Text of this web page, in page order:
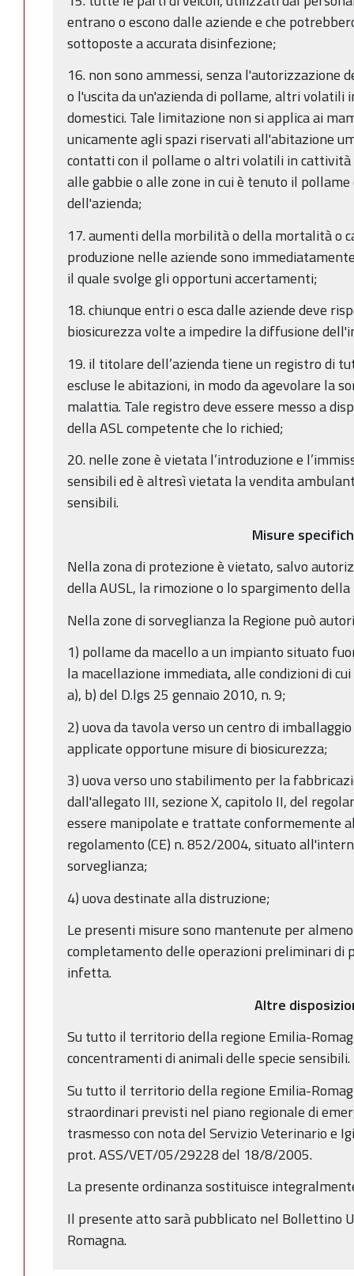
entrano o escono dalle aziende e che
sottoposte a accurata disinfezione;
16. non sono ammessi, senza l'autorizzazione
o l'uscita da un'azienda di pollame, altri
domestici. Tale limitazione non si applica ai
unicamente agli spazi riservati all'abitazione
contatti con il pollame o altri volatili in cattività
alle gabbie o alle zone in cui è tenuto il
dell'azienda;
17. aumenti della morbilità o della mortalità o
produzione nelle aziende sono
il quale svolge gli opportuni accertamenti;
18. chiunque entri o esca dalle aziende deve
biosicurezza volte a impedire la diffusione
19. il titolare dell’azienda tiene un registro di
escluse le abitazioni, in modo da agevolare la
malattia. Tale registro deve essere messo a
della ASL competente che lo richied;
20. nelle zone è vietata l’introduzione e
sensibili ed è altresì vietata la vendita
sensibili.
Misure
Nella zona di protezione è vietato, salvo
della AUSL, la rimozione o lo spargimento
Nella zone di sorveglianza la Regione può
1) pollame da macello a un impianto situato
la macellazione immediata,alle condizioni di
a), b) del D.lgs 25 gennaio 2010, n. 9;
2) uova da tavola verso un centro di
applicate opportune misure di biosicurezza;
3) uova verso uno stabilimento per la
dall'allegato III, sezione X, capitolo II, del
essere manipolate e trattate conformemente
regolamento (CE) n. 852/2004, situato
sorveglianza;
4) uova destinate alla distruzione;
Le presenti misure sono mantenute per
completamento delle operazioni preliminari di
infetta.
Altre
Su tutto il territorio della regione Emilia-
concentramenti di animali delle specie sensibili.
Su tutto il territorio della regione Emilia-
straordinari previsti nel piano regionale di
trasmesso con nota del Servizio Veterinario e
prot. ASS/VET/05/29228 del 18/8/2005.
La presente ordinanza sostituisce
Il presente atto sarà pubblicato nel Bollettino
Romagna.